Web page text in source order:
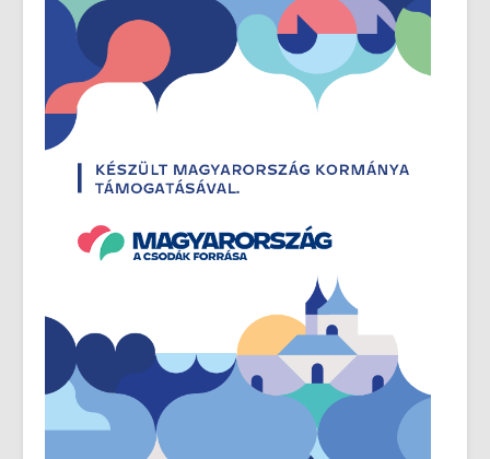
Elérhetőségek
Foglalás
Fürdőélet anno
Rólunk